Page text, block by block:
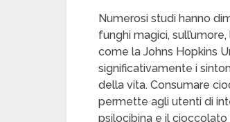
Numerosi studi hanno
funghi magici,
come la Johns Hopkins
significativamente i
della vita. Consumare
permette agli utenti di
psilocibina e il